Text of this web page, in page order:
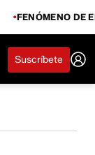
FENÓMENO DE
Suscríbete